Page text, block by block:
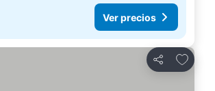
Ver precios
Compartir
Añadir